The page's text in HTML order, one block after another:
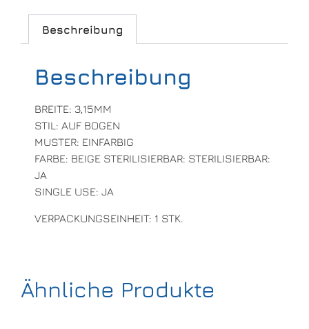
Beschreibung
Beschreibung
BREITE: 3,15MM
STIL: AUF BOGEN
MUSTER: EINFARBIG
FARBE: BEIGE STERILISIERBAR: STERILISIERBAR:
JA
SINGLE USE: JA
VERPACKUNGSEINHEIT: 1 STK.
Ähnliche Produkte